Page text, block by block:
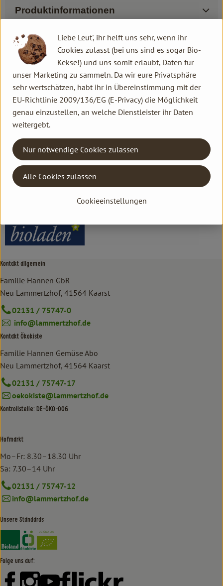
Produktinformationen
Zutaten
Produktdatenblatt
Hersteller: bioladen
Kontakt allgemein
Familie Hannen GbR
Neu Lammertzhof, 41564 Kaarst
02131 / 75747-0
info@lammertzhof.de
Kontakt Ökokiste
Familie Hannen Gemüse Abo
Neu Lammertzhof, 41564 Kaarst
02131 / 75747-17
oekokiste@lammertzhof.de
Kontrollstelle: DE-ÖKO-006
Hofmarkt
Mo–Fr: 8.30–18.30 Uhr
Sa: 7.30–14 Uhr
02131 / 75747-12
info@lammertzhof.de
Unsere Standards
Externer Link zu https://www.bioland.de/verbraucher
Externer Link zu https://www.oekokiste.de/
Folge uns auf:
Externer Link zu https://www.facebook.com/lammertzhof/
Externer Link zu https://www.instagram.com/
Externer Link zu https://www.youtube.com/
Externer Link zu https://
Liebe Leut', ihr helft uns sehr, wenn ihr
Cookies zulasst (bei uns sind es sogar Bio-
Kekse!) und uns somit erlaubt, Daten für
unser Marketing zu sammeln. Da wir eure Privatsphäre
sehr wertschätzen, habt ihr in Übereinstimmung mit der
EU-Richtlinie 2009/136/EG (E-Privacy) die Möglichkeit
genau einzustellen, an welche Dienstleister ihr Daten
weitergebt.
Cookieeinstellungen
Nur notwendige Cookies zulassen
Alle Cookies zulassen